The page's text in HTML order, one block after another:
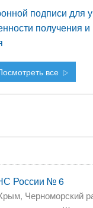
подписи для
получения и
все
России № 6
Черноморский